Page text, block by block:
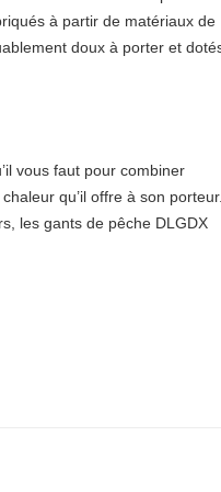
à partir de matériaux de
doux à porter et
vous faut pour combiner
qu’il offre à son
les gants de pêche DLGDX